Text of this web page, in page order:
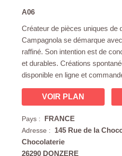
A06
Créateur de pièces uniques de
Campagnola se démarque
raffiné. Son intention est de
et durables. Créations
disponible en ligne et
VOIR PLAN
Pays : FRANCE
Adresse :
145 Rue de la
Chocolaterie
26290 DONZERE